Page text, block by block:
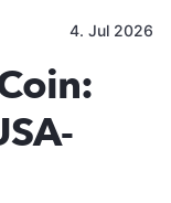
4. Jul 2026